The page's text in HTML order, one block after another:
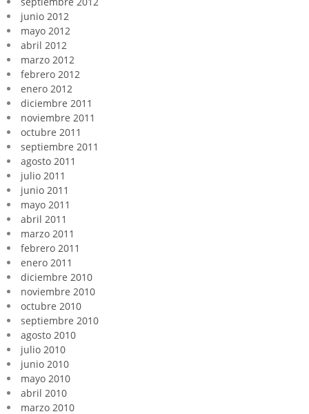
junio 2012
mayo 2012
abril 2012
marzo 2012
febrero 2012
enero 2012
diciembre 2011
noviembre 2011
octubre 2011
septiembre 2011
agosto 2011
julio 2011
junio 2011
mayo 2011
abril 2011
marzo 2011
febrero 2011
enero 2011
diciembre 2010
noviembre 2010
octubre 2010
septiembre 2010
agosto 2010
julio 2010
junio 2010
mayo 2010
abril 2010
marzo 2010